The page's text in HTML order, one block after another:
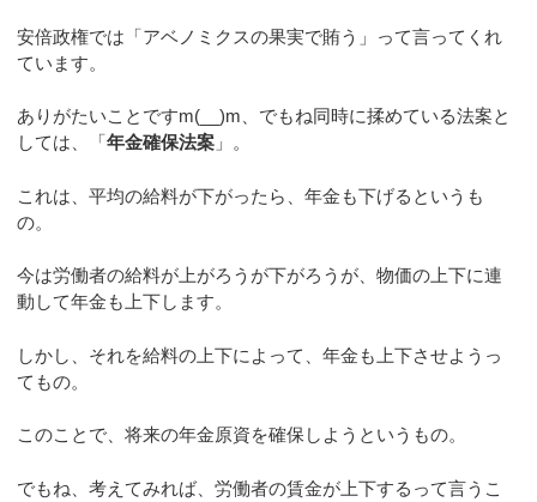
安倍政権では「アベノミクスの果実で賄う」って言ってくれ
ています。
ありがたいことですm(__)m、でもね同時に揉めている法案と
しては、「年金確保法案 」。
これは、平均の給料が下がったら、年金も下げるというも
の。
今は労働者の給料が上がろうが下がろうが、物価の上下に連
動して年金も上下します。
しかし、それを給料の上下によって、年金も上下させようっ
てもの。
このことで、将来の年金原資を確保しようというもの。
でもね、考えてみれば、労働者の賃金が上下するって言うこ